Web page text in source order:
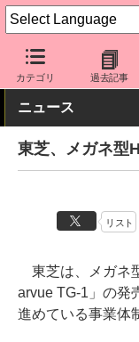
カテゴリ 過去記事
ケータイ Watch 業界
ニュース
東芝、メガネ型
リスト
東芝は、メガネ
arvue TG-1」の発
進めている事業体